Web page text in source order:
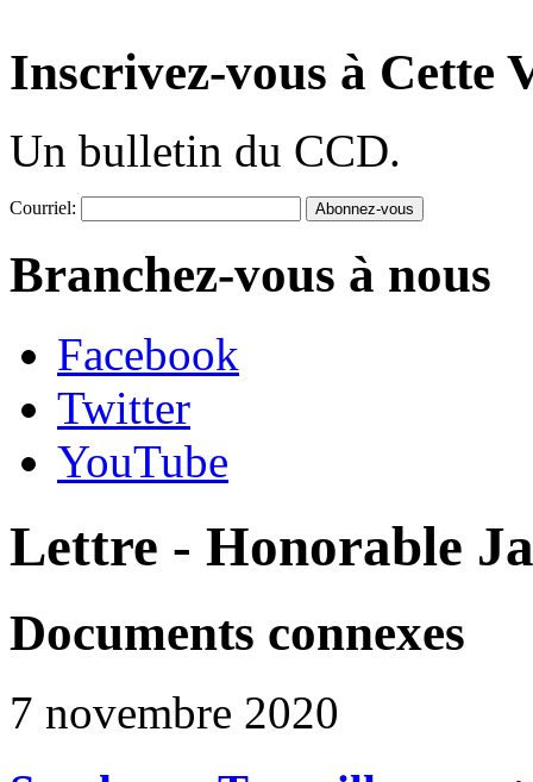
Inscrivez-vous à Cette
Un bulletin du CCD.
Courriel:
Branchez-vous à nous
Facebook
Twitter
YouTube
Lettre - Honorable
Documents connexes
7 novembre 2020